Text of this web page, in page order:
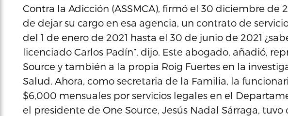
Contra la Adicción (ASSMCA), firmó el 30 diciembre de
de dejar su cargo en esa agencia, un contrato de
del 1 de enero de 2021 hasta el 30 de junio de 2021
licenciado Carlos Padín”, dijo. Este abogado, añadió,
Source y también a la propia Roig Fuertes en la
Salud. Ahora, como secretaria de la Familia, la
$6,000 mensuales por servicios legales en el
el presidente de One Source, Jesús Nadal Sárraga, tuvo